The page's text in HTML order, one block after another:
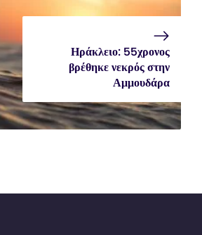
Ηράκλειο: 55χρονος
βρέθηκε νεκρός στην
Αμμουδάρα